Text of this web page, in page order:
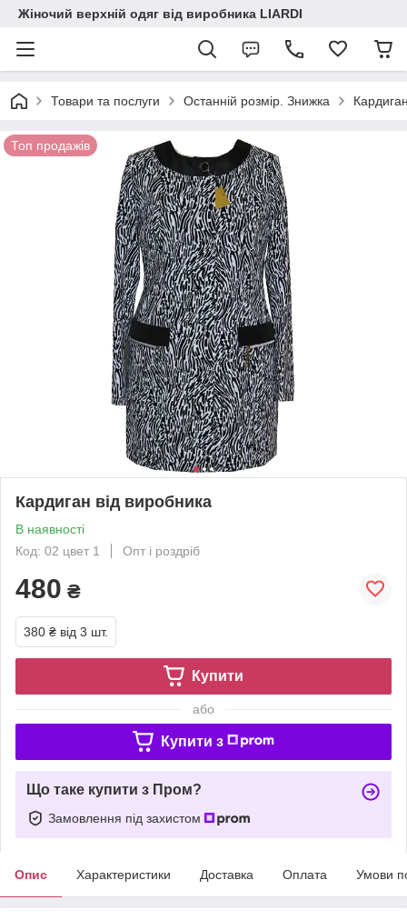
Жіночий верхній одяг від виробника LIARDI
Товари та послуги Останній розмір. Знижка
Топ продажів
Кардиган від виробника
В наявності
Код: 02 цвет 1
Опт і роздріб
480 ₴
380 ₴ від 3 шт.
Купити
або
Купити з
Що таке купити з Пром?
Замовлення під захистом
Опис Характеристики Доставка Оплата Умови